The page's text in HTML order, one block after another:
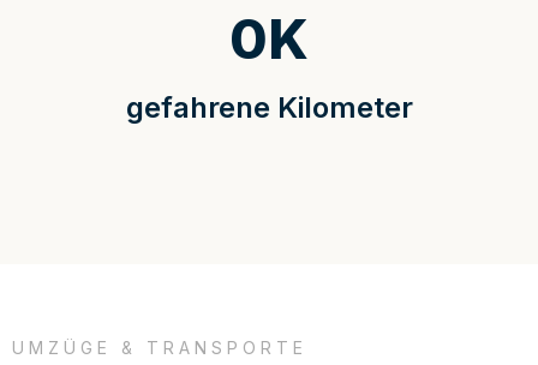
gefahrene Kilometer
0K
UMZÜGE & TRANSPORTE